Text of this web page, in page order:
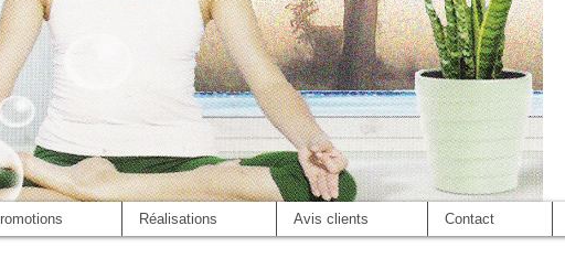
Réalisations Avis clients Contact